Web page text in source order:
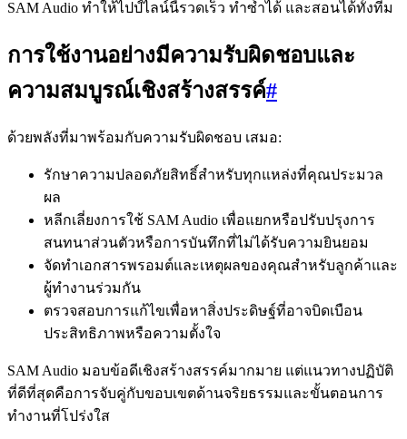
SAM Audio ทำให้ไปป์ไลน์นี้รวดเร็ว ทำซ้ำได้ และสอนได้ทั้งทีม
การใช้งานอย่างมีความรับผิดชอบและ
ความสมบูรณ์เชิงสร้างสรรค์#
ด้วยพลังที่มาพร้อมกับความรับผิดชอบ เสมอ:
รักษาความปลอดภัยสิทธิ์สำหรับทุกแหล่งที่คุณประมวล
ผล
หลีกเลี่ยงการใช้ SAM Audio เพื่อแยกหรือปรับปรุงการ
สนทนาส่วนตัวหรือการบันทึกที่ไม่ได้รับความยินยอม
จัดทำเอกสารพรอมต์และเหตุผลของคุณสำหรับลูกค้าและ
ผู้ทำงานร่วมกัน
ตรวจสอบการแก้ไขเพื่อหาสิ่งประดิษฐ์ที่อาจบิดเบือน
ประสิทธิภาพหรือความตั้งใจ
SAM Audio มอบข้อดีเชิงสร้างสรรค์มากมาย แต่แนวทางปฏิบัติ
ที่ดีที่สุดคือการจับคู่กับขอบเขตด้านจริยธรรมและขั้นตอนการ
ทำงานที่โปร่งใส